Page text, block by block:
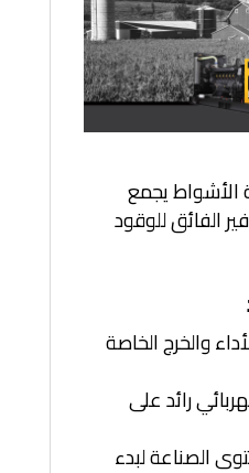
الأشواط يجمع
الفائق للوقود
والخرج الخاصة
رائد على
الصناعة لبدء